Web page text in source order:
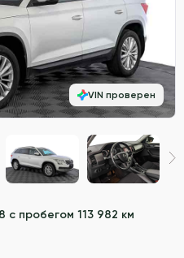
с пробегом 113 982 км
VIN проверен